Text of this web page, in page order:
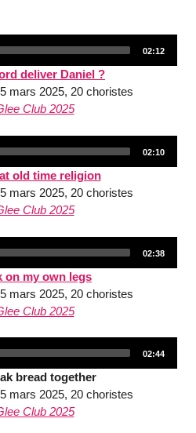
Total
02:12
deliver Daniel ?
mars 2025, 20 choristes
Club 2025
Total
02:10
old time religion
mars 2025, 20 choristes
Club 2025
Total
02:38
on my own legs
mars 2025, 20 choristes
Club 2025
Total
02:44
bread together
mars 2025, 20 choristes
Club 2025